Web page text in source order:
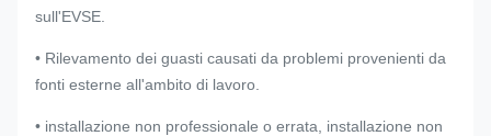
sull'EVSE.
• Rilevamento dei guasti causati da problemi provenienti da
fonti esterne all'ambito di lavoro.
• installazione non professionale o errata, installazione non